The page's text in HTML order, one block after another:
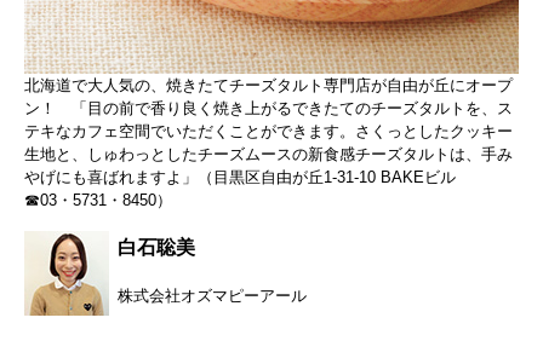
北海道で大人気の、焼きたてチーズタルト専門店が自由が丘にオープ
ン！ 「目の前で香り良く焼き上がるできたてのチーズタルトを、ス
テキなカフェ空間でいただくことができます。さくっとしたクッキー
生地と、しゅわっとしたチーズムースの新食感チーズタルトは、手み
やげにも喜ばれますよ」（目黒区自由が丘1-31-10 BAKEビル
☎03・5731・8450）
白石聡美
株式会社オズマピーアール